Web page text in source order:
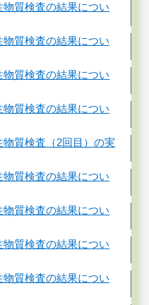
質検査の結果につい
質検査の結果につい
質検査の結果につい
質検査の結果につい
質検査（2回目）の実
質検査の結果につい
質検査の結果につい
質検査の結果につい
質検査の結果につい